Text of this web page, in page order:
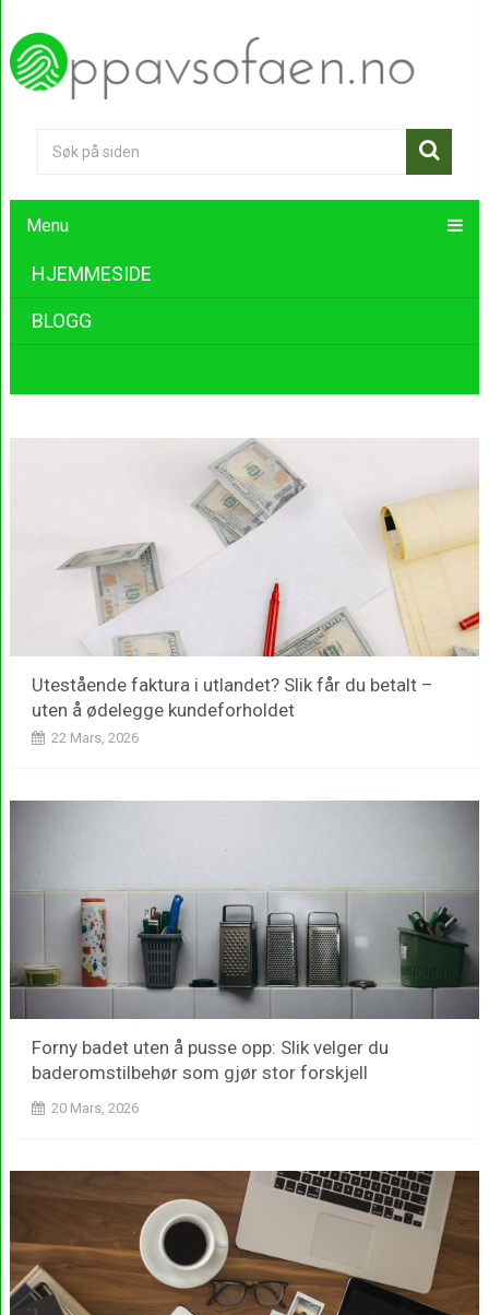
Menu
HJEMMESIDE
BLOGG
Utestående faktura i utlandet? Slik får du betalt –
uten å ødelegge kundeforholdet
22 Mars, 2026
Forny badet uten å pusse opp: Slik velger du
baderomstilbehør som gjør stor forskjell
20 Mars, 2026